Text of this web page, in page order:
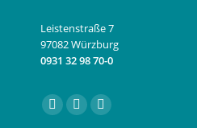
Leistenstraße 7
97082 Würzburg
0931 32 98 70-0
Finden Sie uns auf:
FacebookInstagram
E-